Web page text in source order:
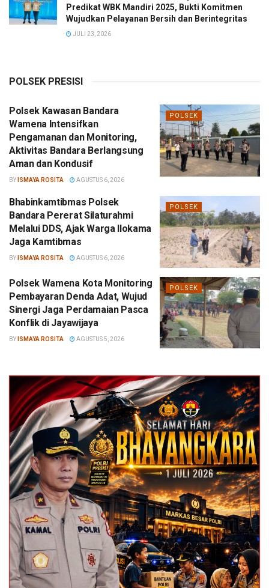
Predikat WBK Mandiri 2025, Bukti Komitmen
Wujudkan Pelayanan Bersih dan Berintegritas
JULI 23, 2026
POLSEK PRESISI
POLSEK
Polsek Kawasan Bandara
Wamena Intensifkan
Pengamanan dan Monitoring,
Aktivitas Bandara Berlangsung
Aman dan Kondusif
BY ISMAYA ROSITA AGUSTUS 6, 2026
POLSEK
Bhabinkamtibmas Polsek
Bandara Pererat Silaturahmi
Melalui DDS, Ajak Warga Ilokama
Jaga Kamtibmas
BY ISMAYA ROSITA AGUSTUS 6, 2026
POLSEK
Polsek Wamena Kota Monitoring
Pembayaran Denda Adat, Wujud
Sinergi Jaga Perdamaian Pasca
Konflik di Jayawijaya
BY ISMAYA ROSITA AGUSTUS 5, 2026